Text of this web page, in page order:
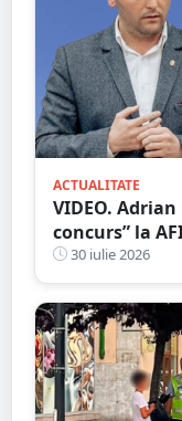
ACTUALITATE
VIDEO.
concurs” la
30 iulie 2026